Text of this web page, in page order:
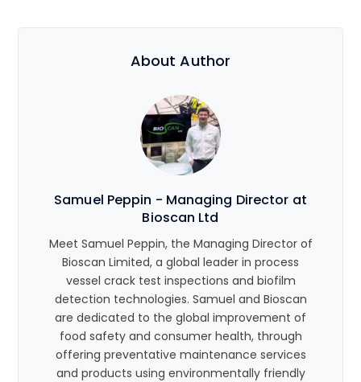
About Author
Samuel Peppin - Managing Director at
Bioscan Ltd
Meet Samuel Peppin, the Managing Director of
Bioscan Limited, a global leader in process
vessel crack test inspections and biofilm
detection technologies. Samuel and Bioscan
are dedicated to the global improvement of
food safety and consumer health, through
offering preventative maintenance services
and products using environmentally friendly